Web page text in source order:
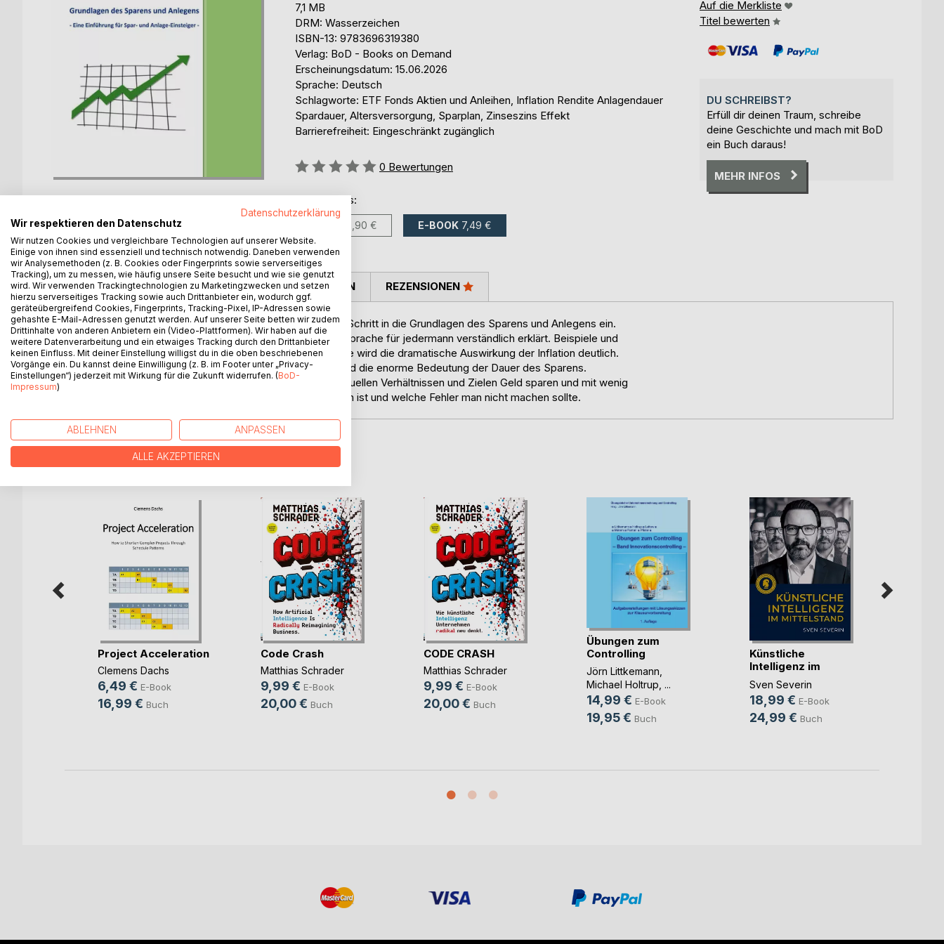
7,1 MB
DRM: Wasserzeichen
ISBN-13: 9783696319380
Verlag: BoD - Books on Demand
Erscheinungsdatum: 15.06.2026
Sprache: Deutsch
Schlagworte: ETF Fonds Aktien und Anleihen, Inflation Rendite Anlagendauer
Spardauer, Altersversorgung, Sparplan, Zinseszins Effekt
Barrierefreiheit: Eingeschränkt zugänglich
Bewertung::
0 Bewertungen
erhältlich als:
18,90 € E-BOOK 7,49 €
Auf die Merkliste
Titel bewerten
DU SCHREIBST?
Erfüll dir deinen Traum, schreibe
deine Geschichte und mach mit BoD
ein Buch daraus!
MEHR INFOS
BESCHREIBUNG
Für Spar- und Anlageeinsteiger führt das Buch Schritt für Schritt in die Grundlagen des Sparens und Anlegens ein.
Komplexe Zusammenhänge werden ohne unnötige Fachsprache für jedermann verständlich erklärt. Beispiele und
Schaubilder machen Inhalte nachvollziehbar. Insbesondere wird die dramatische Auswirkung der Inflation deutlich.
Die Berechnung der Rendite unterschiedlicher Anlagen und die enorme Bedeutung der Dauer des Sparens.
Praktische Beispiele zeigen, wie jeder nach seinen individuellen Verhältnissen und Zielen Geld sparen und mit wenig
Aufwand erfolgreich anlegen kann, was dabei zu beachten ist und welche Fehler man nicht machen sollte.
AUTOR/IN PRESSESTIMMEN REZENSIONEN
WEITERE TITEL BEIBoD
Project Acceleration
Clemens Dachs
6,49 € E-Book
16,99 € Buch
Code Crash
Matthias Schrader
9,99 € E-Book
20,00 € Buch
CODE CRASH
Matthias Schrader
9,99 € E-Book
20,00 € Buch
Übungen zum
Controlling
Jörn Littkemann
Michael Holtrup , ...
14,99 € E-Book
19,95 € Buch
Künstliche
Intelligenz im
Mittelstand
Sven Severin
18,99 € E-Book
24,99 € Buch
Datenschutzerklärung
Wir respektieren den Datenschutz
Wir nutzen Cookies und vergleichbare Technologien auf unserer Website.
Einige von ihnen sind essenziell und technisch notwendig. Daneben verwenden
wir Analysemethoden (z. B. Cookies oder Fingerprints sowie serverseitiges
Tracking), um zu messen, wie häufig unsere Seite besucht und wie sie genutzt
wird. Wir verwenden Trackingtechnologien zu Marketingzwecken und setzen
hierzu serverseitiges Tracking sowie auch Drittanbieter ein, wodurch ggf.
geräteübergreifend Cookies, Fingerprints, Tracking-Pixel, IP-Adressen sowie
gehashte E-Mail-Adressen genutzt werden. Auf unserer Seite betten wir zudem
Drittinhalte von anderen Anbietern ein (Video-Plattformen). Wir haben auf die
weitere Datenverarbeitung und ein etwaiges Tracking durch den Drittanbieter
keinen Einfluss. Mit deiner Einstellung willigst du in die oben beschriebenen
Vorgänge ein. Du kannst deine Einwilligung (z. B. im Footer unter „Privacy-
Einstellungen“) jederzeit mit Wirkung für die Zukunft widerrufen. (BoD-
Impressum)
ABLEHNEN ANPASSEN
ALLE AKZEPTIEREN